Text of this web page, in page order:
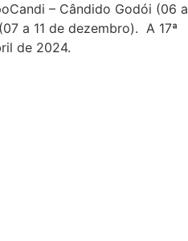
– Cândido Godói (06 a
a 11 de dezembro). A 17ª
de 2024.